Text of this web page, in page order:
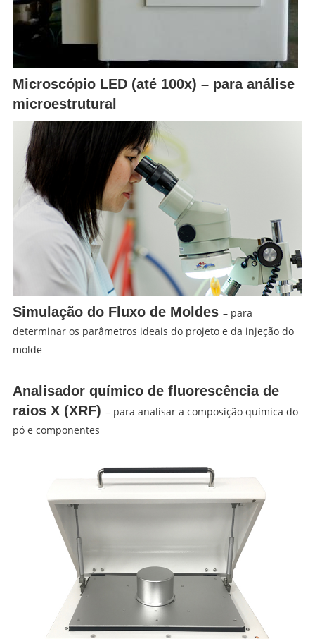
Microscópio LED (até 100x) – para análise
microestrutural
Simulação do Fluxo de Moldes – para
determinar os parâmetros ideais do projeto e da injeção do
molde
Analisador químico de fluorescência de
raios X (XRF) – para analisar a composição química do
pó e componentes